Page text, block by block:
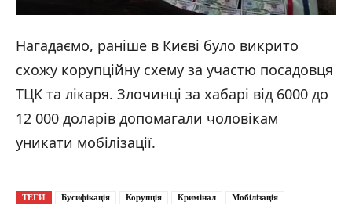
Нагадаємо, раніше в Києві було викрито
схожу корупційну схему за участю посадовця
ТЦК та лікаря. Злочинці за хабарі від 6000 до
12 000 доларів допомагали чоловікам
уникати мобілізації.
ТЕГИ Бусифікація Корупція Кримінал Мобілізація